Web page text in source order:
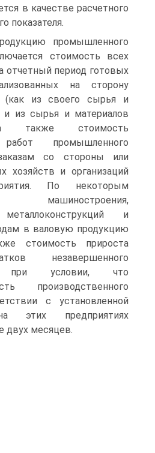
в качестве расчетного
показателя.
промышленного
стоимость всех
отчетный период готовых
на сторону
(как из своего сырья и
и из сырья и материалов
а также стоимость
промышленного
со стороны или
хозяйств и организаций
По некоторым
машиностроения,
и
в валовую продукцию
стоимость прироста
незавершенного
при условии, что
производственного
с установленной
этих предприятиях
двух месяцев.